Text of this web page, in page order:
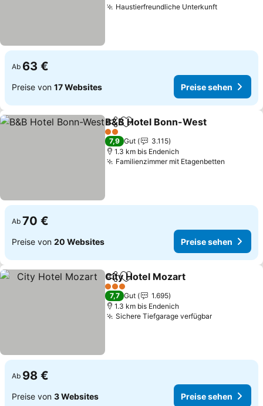
Haustierfreundliche Unterkunft
Ab 63 €
Preise von 17 Websites Preise sehen
TeilenZu Favoriten hinzufügen
B&B Hotel Bonn-West
2 Sterne
7,9 Gut
3.115
1.3 km bis Endenich
Familienzimmer mit Etagenbetten
Ab 70 €
Preise von 20 Websites Preise sehen
TeilenZu Favoriten hinzufügen
City Hotel Mozart
3 Sterne
7,7 Gut
1.695
1.3 km bis Endenich
Sichere Tiefgarage verfügbar
Ab 98 €
Preise von 3 Websites Preise sehen